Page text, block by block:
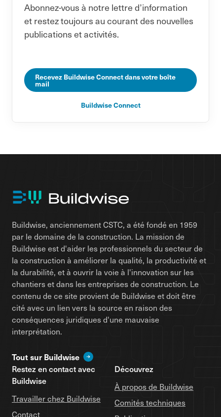
Abonnez-vous à notre lettre d’information
et restez toujours au courant des nouvelles
publications et activités.
Recevez Buildwise Connect dans votre boîte
mail
Buildwise Connect
Buildwise, anciennement CSTC, a été fondé en 1959
par le domaine de la construction. La mission de
Buildwise est d'aider les professionnels du secteur de
la construction à améliorer la qualité, la productivité et
la durabilité, et à ouvrir la voie à l'innovation sur les
chantiers et dans les entreprises de construction. Le
contenu de ce site provient de Buildwise et doit être
cité avec un lien vers la source en raison des
conséquences juridiques d'une mauvaise
interprétation.
Tout sur Buildwise
Restez en contact avec
Buildwise
Travailler chez Buildwise
Contact
Découvrez
À propos de Buildwise
Comités techniques